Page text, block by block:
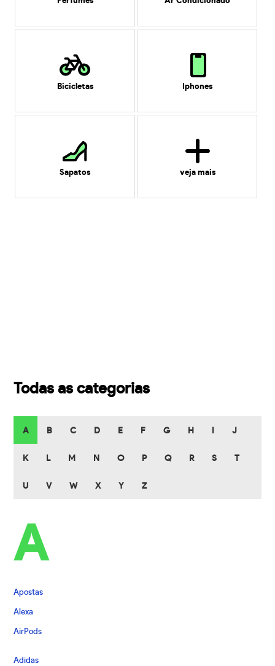
Bicicletas Iphones
Sapatos veja mais
Todas as categorias
A B C D E F G H J
K L M N O P Q R S T
U V W X Y Z
A
Apostas
Alexa
AirPods
Adidas